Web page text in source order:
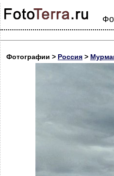
Фотографии > Россия >